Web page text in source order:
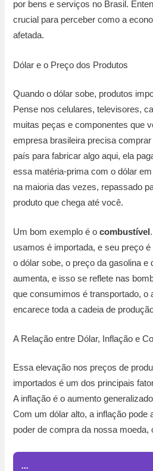
por bens e serviços no Brasil.
crucial para perceber como a
afetada.
Dólar e o Preço dos Produtos
Quando o dólar sobe, produtos
Pense nos celulares, televisores,
muitas peças e componentes que
empresa brasileira precisa
país para fabricar algo aqui, ela
essa matéria-prima com o dólar
na maioria das vezes, repassado
produto que chega até você.
Um bom exemplo é ocombustível
usamos é importada, e seu preço
o dólar sobe, o preço da gasolina e
aumenta, e isso se reflete nas
que consumimos é transportado, o
encarece toda a cadeia de
A Relação entre Dólar, Inflação e
Essa elevação nos preços de
importados é um dos principais
A inflação é o aumento
Com um dólar alto, a inflação pode
poder de compra da nossa moeda,
...